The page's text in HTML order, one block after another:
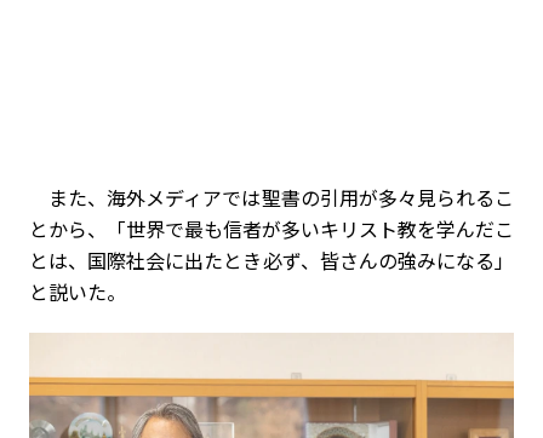
また、海外メディアでは聖書の引用が多々見られるこ
とから、「世界で最も信者が多いキリスト教を学んだこ
とは、国際社会に出たとき必ず、皆さんの強みになる」
と説いた。